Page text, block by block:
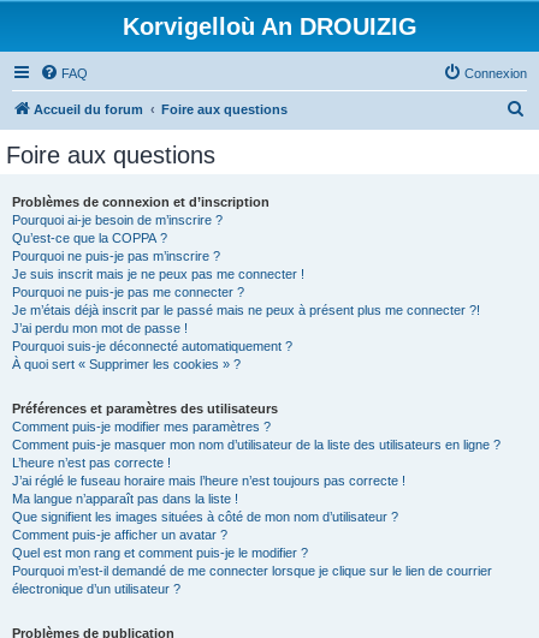
Korvigelloù An DROUIZIG
FAQ Connexion
Accueil du forum Foire aux questions
Foire aux questions
Problèmes de connexion et d’inscription
Pourquoi ai-je besoin de m’inscrire ?
Qu’est-ce que la COPPA ?
Pourquoi ne puis-je pas m’inscrire ?
Je suis inscrit mais je ne peux pas me connecter !
Pourquoi ne puis-je pas me connecter ?
Je m’étais déjà inscrit par le passé mais ne peux à présent plus me connecter ?!
J’ai perdu mon mot de passe !
Pourquoi suis-je déconnecté automatiquement ?
À quoi sert « Supprimer les cookies » ?
Préférences et paramètres des utilisateurs
Comment puis-je modifier mes paramètres ?
Comment puis-je masquer mon nom d’utilisateur de la liste des utilisateurs en ligne ?
L’heure n’est pas correcte !
J’ai réglé le fuseau horaire mais l’heure n’est toujours pas correcte !
Ma langue n’apparaît pas dans la liste !
Que signifient les images situées à côté de mon nom d’utilisateur ?
Comment puis-je afficher un avatar ?
Quel est mon rang et comment puis-je le modifier ?
Pourquoi m’est-il demandé de me connecter lorsque je clique sur le lien de courrier
électronique d’un utilisateur ?
Problèmes de publication